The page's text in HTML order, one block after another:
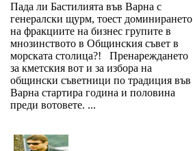
Пада ли Бастилията във Варна с
генералски щурм, тоест доминирането
на фракциите на бизнес групите в
мнозинството в Общинския съвет в
морската столица?! Пренареждането
за кметския вот и за избора на
общински съветници по традиция във
Варна стартира година и половина
преди вотовете. ...